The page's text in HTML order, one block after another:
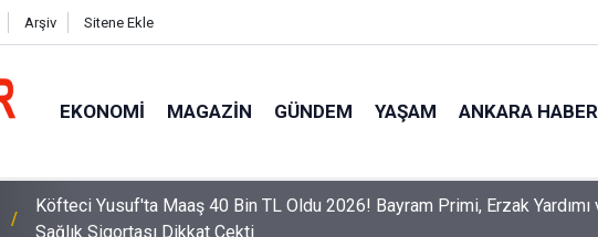
Arşiv Sitene Ekle
EKONOMI MAGAZIN GÜNDEM YAŞAM ANKARA HABER
Sürücüler Dikkat! Yeni Dönemde 3 İhlal Ehliyet İptaline Neden Olacak